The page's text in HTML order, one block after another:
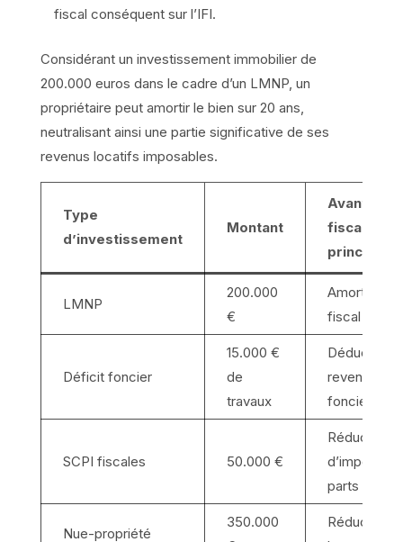
fiscal conséquent sur l’IFI.
Considérant un investissement immobilier de
200.000 euros dans le cadre d’un LMNP, un
propriétaire peut amortir le bien sur 20 ans,
neutralisant ainsi une partie significative de ses
revenus locatifs imposables.
Type
d’investissement
Montant
Avantage
fiscal
principal
LMNP
200.000
€
fiscal 20
Déficit foncier
15.000 €
de
travaux
Déduction
revenus
fonciers
SCPI fiscales 50.000 €
Réduction
d’impôt via
parts
Nue-propriété
350.000
Réduction